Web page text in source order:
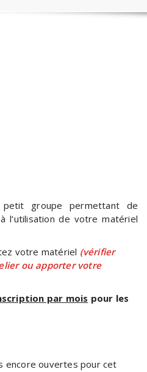
groupe permettant de
l’utilisation de votre matériel
votre matériel (vérifier
ou apporter votre
par mois pour les
encore ouvertes pour cet